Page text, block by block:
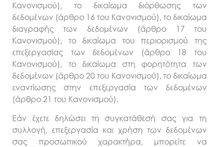
Κανονισμού), το δικαίωμα διόρθωσης των
δεδομένων (άρθρο 16 του Κανονισμού), το δικαίωμα
διαγραφής των δεδομένων (άρθρο 17 του
Κανονισμού), το δικαίωμα του περιορισμού της
επεξεργασίας των δεδομένων (άρθρο 18 του
Κανονισμού), το δικαίωμα στη φορητότητα των
δεδομένων (άρθρο 20 του Κανονισμού), το δικαίωμα
εναντίωσης στην επεξεργασία των δεδομένων
(άρθρο 21 του Κανονισμού).
Εάν έχετε δηλώσει τη συγκατάθεσή σας για τη
συλλογή, επεξεργασία και χρήση των δεδομένων
σας προσωπικού χαρακτήρα, μπορείτε να